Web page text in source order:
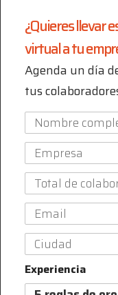
¿Quieres llevar
virtual a tu
Agenda un día
tus
Experiencia